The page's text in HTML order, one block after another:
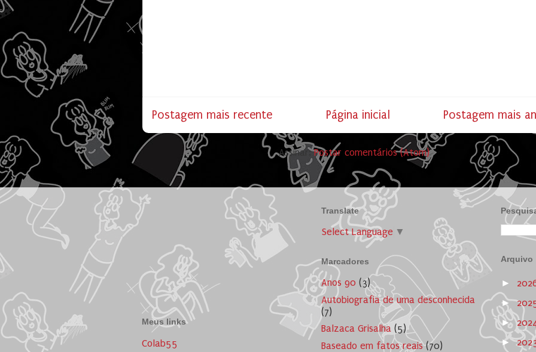
Postagem mais recente Postagem mais
Página inicial
Assinar:Postar comentários (Atom)
Meus links
Colab55
Translate
Select Language ▼
Marcadores
Anos 90 (3)
Autobiografia de uma desconhecida
(7)
Balzaca Grisalha (5)
Baseado em fatos reais (70)
Arquivo
►
►
►
►